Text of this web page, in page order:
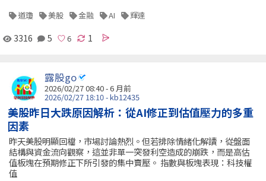
道瓊 美股 金融 AI 輝達
3316 5 1
露股go
2026/02/27 08:40 - 6 月前
2026/02/27 18:10 - kb12435
美股昨日大跌原因解析：從AI修正到估值壓力的多重
因素
昨天美股明顯回檔，市場討論熱烈。但若排除情緒化解讀，從盤面
結構與資金流向觀察，這並非單一突發利空造成的崩跌，而是高估
值板塊在預期修正下所引發的集中賣壓。 指數與板塊表現：科技權
值